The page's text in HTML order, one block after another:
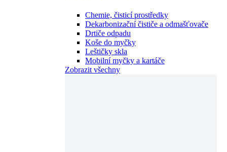
Chemie, čisticí prostředky
Dekarbonizační čističe a odmašťovače
Drtiče odpadu
Koše do myčky
Leštičky skla
Mobilní myčky a kartáče
Zobrazit všechny